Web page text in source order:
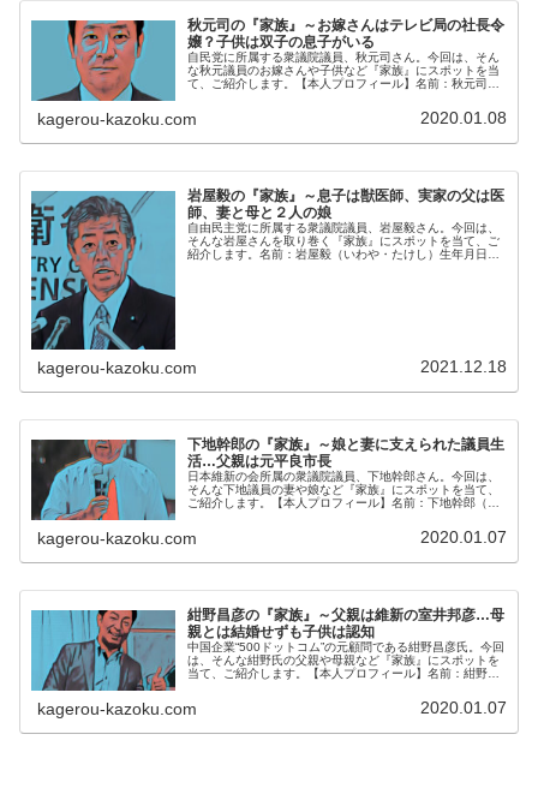
秋元司の『家族』～お嫁さんはテレビ局の社長令
嬢？子供は双子の息子がいる
自民党に所属する衆議院議員、秋元司さん。今回は、そん
な秋元議員のお嫁さんや子供など『家族』にスポットを当
て、ご紹介します。【本人プロフィール】名前：秋元司
kagerou-kazoku.com 2020.01.08
岩屋毅の『家族』～息子は獣医師、実家の父は医
師、妻と母と２人の娘
自由民主党に所属する衆議院議員、岩屋毅さん。今回は、
そんな岩屋さんを取り巻く『家族』にスポットを当て、ご
紹介します。名前：岩屋毅（いわや・たけし）生年月日：
kagerou-kazoku.com 2021.12.18
下地幹郎の『家族』～娘と妻に支えられた議員生
活…父親は元平良市長
日本維新の会所属の衆議院議員、下地幹郎さん。今回は、
そんな下地議員の妻や娘など『家族』にスポットを当て、
ご紹介します。【本人プロフィール】名前：下地幹郎（し
kagerou-kazoku.com 2020.01.07
紺野昌彦の『家族』～父親は維新の室井邦彦…母
親とは結婚せずも子供は認知
中国企業“500ドットコム”の元顧問である紺野昌彦氏。今回
は、そんな紺野氏の父親や母親など『家族』にスポットを
当て、ご紹介します。【本人プロフィール】名前：紺野昌
kagerou-kazoku.com 2020.01.07